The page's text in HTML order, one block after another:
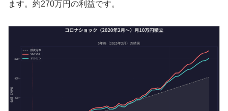
ます。約270万円の利益です。